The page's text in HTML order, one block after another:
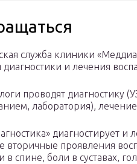
служба клиники
диагностики и лечения
проводят диагностику
лаборатория),
диагностирует и
вторичные проявления
спине, боли в суставах,